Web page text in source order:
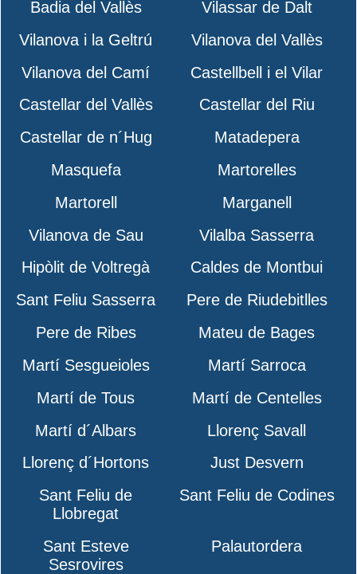
Badia del Vallès
Vilassar de Dalt
Vilanova i la Geltrú
Vilanova del Vallès
Vilanova del Camí
Castellbell i el Vilar
Castellar del Vallès
Castellar del Riu
Castellar de n´Hug
Matadepera
Masquefa
Martorelles
Martorell
Marganell
Vilanova de Sau
Vilalba Sasserra
Hipòlit de Voltregà
Caldes de Montbui
Sant Feliu Sasserra
Pere de Riudebitlles
Pere de Ribes
Mateu de Bages
Martí Sesgueioles
Martí Sarroca
Martí de Tous
Martí de Centelles
Martí d´Albars
Llorenç Savall
Llorenç d´Hortons
Just Desvern
Sant Feliu de
Llobregat
Sant Feliu de Codines
Sant Esteve
Sesrovires
Palautordera